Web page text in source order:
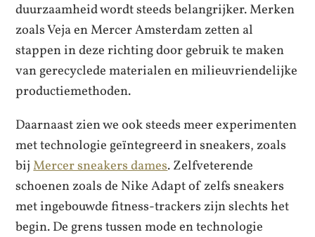
duurzaamheid wordt steeds belangrijker. Merken
zoals Veja en Mercer Amsterdam zetten al
stappen in deze richting door gebruik te maken
van gerecyclede materialen en milieuvriendelijke
productiemethoden.
Daarnaast zien we ook steeds meer experimenten
met technologie geïntegreerd in sneakers, zoals
bijMercer sneakers dames. Zelfveterende
schoenen zoals de Nike Adapt of zelfs sneakers
met ingebouwde fitness-trackers zijn slechts het
begin. De grens tussen mode en technologie